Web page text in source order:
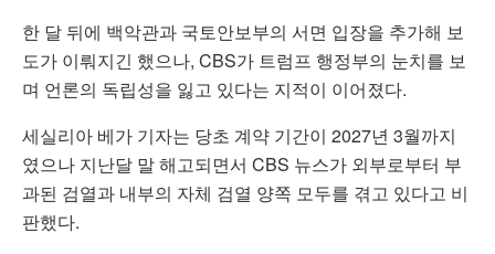
한 달 뒤에 백악관과 국토안보부의 서면 입장을 추가해 보
도가 이뤄지긴 했으나, CBS가 트럼프 행정부의 눈치를 보
며 언론의 독립성을 잃고 있다는 지적이 이어졌다.
세실리아 베가 기자는 당초 계약 기간이 2027년 3월까지
였으나 지난달 말 해고되면서 CBS 뉴스가 외부로부터 부
과된 검열과 내부의 자체 검열 양쪽 모두를 겪고 있다고 비
판했다.